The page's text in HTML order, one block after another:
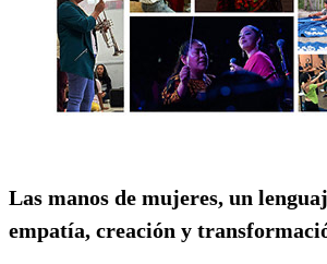
Las manos de mujeres, un
empatía, creación y